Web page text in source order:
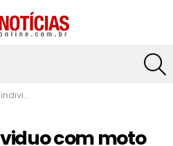
em Santa Bárbara
com moto